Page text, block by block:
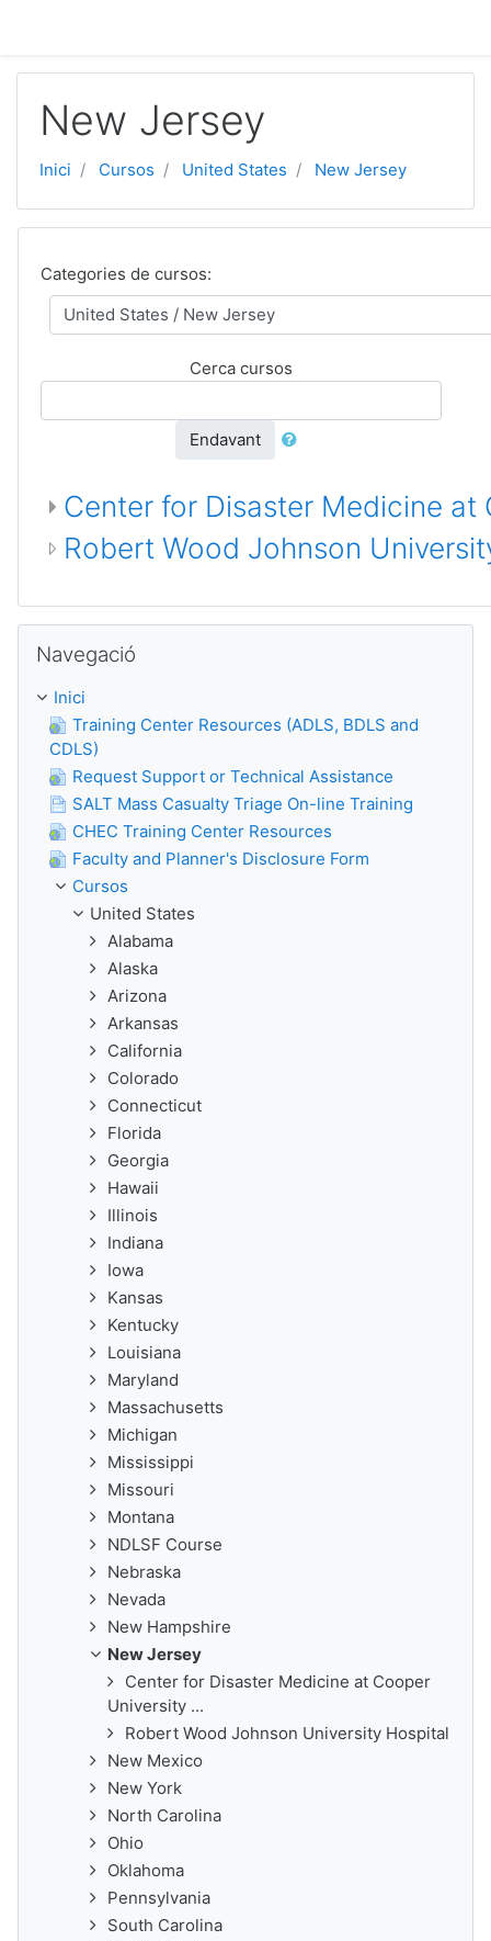
New Jersey
Inici Cursos United States New Jersey
Categories de cursos:
Cerca cursos
Endavant
Center for Disaster Medicine
Robert Wood Johnson
Navegació
Inici
Training Center Resources (ADLS, BDLS and
CDLS)
Request Support or Technical Assistance
SALT Mass Casualty Triage On-line Training
CHEC Training Center Resources
Faculty and Planner's Disclosure Form
Cursos
United States
Alabama
Alaska
Arizona
Arkansas
California
Colorado
Connecticut
Florida
Georgia
Hawaii
Illinois
Indiana
Iowa
Kansas
Kentucky
Louisiana
Maryland
Massachusetts
Michigan
Mississippi
Missouri
Montana
NDLSF Course
Nebraska
Nevada
New Hampshire
New Jersey
Center for Disaster Medicine at Cooper
University ...
Robert Wood Johnson University Hospital
New Mexico
New York
North Carolina
Ohio
Oklahoma
Pennsylvania
South Carolina